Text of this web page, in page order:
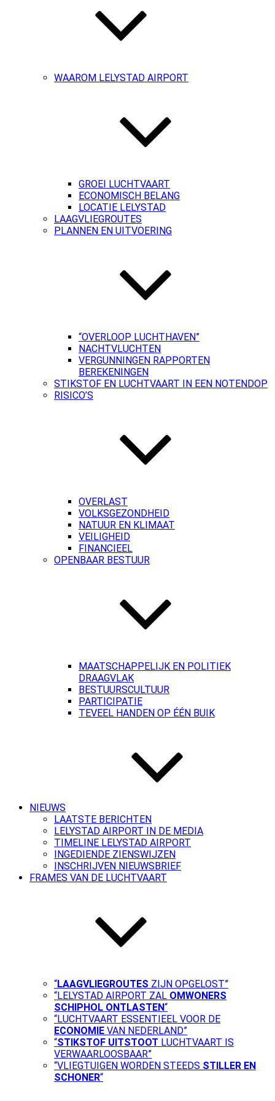
WAAROM LELYSTAD AIRPORT
GROEI LUCHTVAART
ECONOMISCH BELANG
LOCATIE LELYSTAD
LAAGVLIEGROUTES
PLANNEN EN UITVOERING
“OVERLOOP LUCHTHAVEN”
NACHTVLUCHTEN
VERGUNNINGEN RAPPORTEN
BEREKENINGEN
STIKSTOF EN LUCHTVAART IN EEN NOTENDOP
RISICO’S
OVERLAST
VOLKSGEZONDHEID
NATUUR EN KLIMAAT
VEILIGHEID
FINANCIEEL
OPENBAAR BESTUUR
MAATSCHAPPELIJK EN POLITIEK
DRAAGVLAK
BESTUURSCULTUUR
PARTICIPATIE
TEVEEL HANDEN OP ÉÉN BUIK
NIEUWS
LAATSTE BERICHTEN
LELYSTAD AIRPORT IN DE MEDIA
TIMELINE LELYSTAD AIRPORT
INGEDIENDE ZIENSWIJZEN
INSCHRIJVEN NIEUWSBRIEF
FRAMES VAN DE LUCHTVAART
“LAAGVLIEGROUTES ZIJN OPGELOST”
“LELYSTAD AIRPORT ZAL OMWONERS
SCHIPHOL ONTLASTEN“
“LUCHTVAART ESSENTIEEL VOOR DE
ECONOMIE VAN NEDERLAND”
“STIKSTOF UITSTOOT LUCHTVAART IS
VERWAARLOOSBAAR”
“VLIEGTUIGEN WORDEN STEEDS STILLER EN
SCHONER“